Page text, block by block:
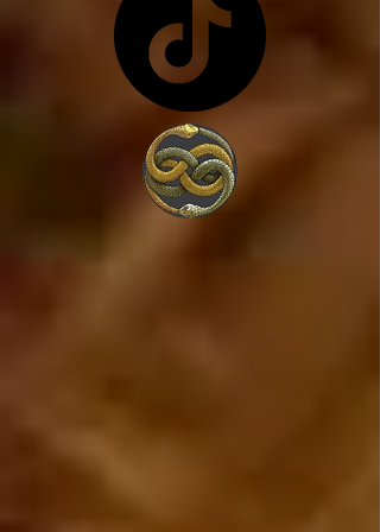
costa de lo que sea... y
en vez de trabajar por
amor a la sociedad,
trabajan para
conseguir más poder,
porque lo único que
Estados Unidos va a
caer, ya está cayendo,
y si Estados Unidos